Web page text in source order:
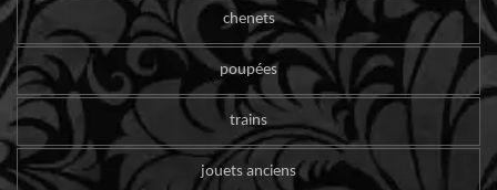
chenets
poupées
trains
jouets anciens